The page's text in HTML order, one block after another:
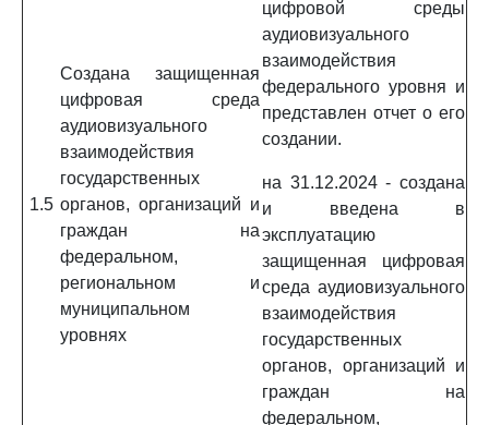
1.5
Создана защищенная
цифровая среда
аудиовизуального
взаимодействия
государственных
органов, организаций и
граждан на
федеральном,
региональном и
муниципальном
уровнях
цифровой среды
аудиовизуального
взаимодействия
федерального уровня и
представлен отчет о его
создании.
на 31.12.2024 - создана
и введена в
эксплуатацию
защищенная цифровая
среда аудиовизуального
взаимодействия
государственных
органов, организаций и
граждан на
федеральном,